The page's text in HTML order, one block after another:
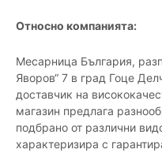
Относно компанията:
Месарница България,
Яворов“ 7 в град Гоце
доставчик на
магазин предлага
подбрано от различни
характеризира с